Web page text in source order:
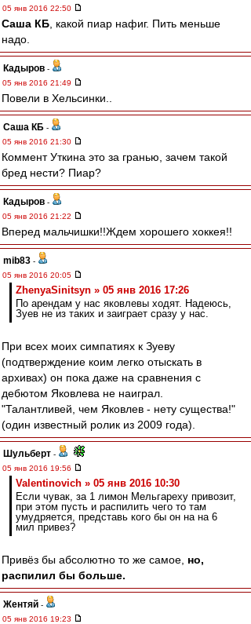
05 янв 2016 22:50
Саша КБ , какой пиар нафиг. Пить меньше
надо.
Кадыров -
05 янв 2016 21:49
Повели в Хельсинки..
Саша КБ -
05 янв 2016 21:30
Коммент Уткина это за гранью, зачем такой
бред нести? Пиар?
Кадыров -
05 янв 2016 21:22
Вперед мальчишки!!Ждем хорошего хоккея!!
mib83 -
05 янв 2016 20:05
ZhenyaSinitsyn » 05 янв 2016 17:26
По арендам у нас яковлевы ходят. Надеюсь,
Зуев не из таких и заиграет сразу у нас.
При всех моих симпатиях к Зуеву
(подтверждение коим легко отыскать в
архивах) он пока даже на сравнения с
дебютом Яковлева не наиграл.
"Талантливей, чем Яковлев - нету существа!"
(один известный ролик из 2009 года).
Шульберт -
05 янв 2016 19:56
Valentinovich » 05 янв 2016 10:30
Если чувак, за 1 лимон Мельгареху привозит,
при этом пусть и распилить чего то там
умудряется, представь кого бы он на на 6
мил привез?
Привёз бы абсолютно то же самое, но,
распилил бы больше.
Жентяй -
05 янв 2016 19:23